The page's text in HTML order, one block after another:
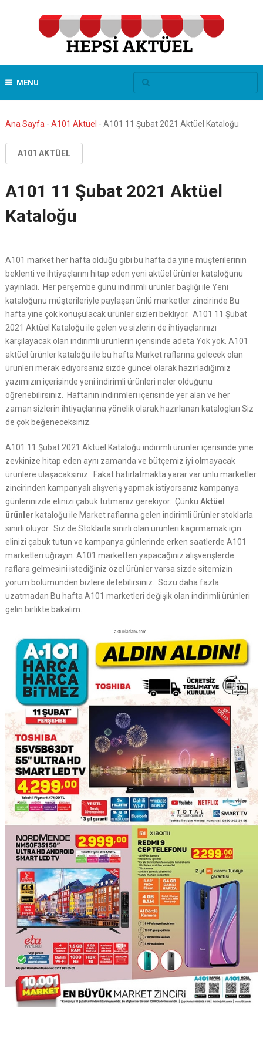
MENU
Ana Sayfa - A101 Aktüel - A101 11 Şubat 2021 Aktüel Kataloğu
A101 AKTÜEL
A101 11 Şubat 2021 Aktüel
Kataloğu
A101 market her hafta olduğu gibi bu hafta da yine müşterilerinin
beklenti ve ihtiyaçlarını hitap eden yeni aktüel ürünler kataloğunu
yayınladı. Her perşembe günü indirimli ürünler başlığı ile Yeni
kataloğunu müşterileriyle paylaşan ünlü marketler zincirinde Bu
hafta yine çok konuşulacak ürünler sizleri bekliyor. A101 11 Şubat
2021 Aktüel Kataloğu ile gelen ve sizlerin de ihtiyaçlarınızı
karşılayacak olan indirimli ürünlerin içerisinde adeta Yok yok. A101
aktüel ürünler kataloğu ile bu hafta Market raflarına gelecek olan
ürünleri merak ediyorsanız sizde güncel olarak hazırladığımız
yazımızın içerisinde yeni indirimli ürünleri neler olduğunu
öğrenebilirsiniz. Haftanın indirimleri içerisinde yer alan ve her
zaman sizlerin ihtiyaçlarına yönelik olarak hazırlanan katalogları Siz
de çok beğeneceksiniz.
A101 11 Şubat 2021 Aktüel Kataloğu indirimli ürünler içerisinde yine
zevkinize hitap eden aynı zamanda ve bütçemiz iyi olmayacak
ürünlere ulaşacaksınız. Fakat hatırlatmakta yarar var ünlü marketler
zincirinden kampanyalı alışveriş yapmak istiyorsanız kampanya
günlerinizde elinizi çabuk tutmanız gerekiyor. Çünkü Aktüel
ürünler kataloğu ile Market raflarına gelen indirimli ürünler stoklarla
sınırlı oluyor. Siz de Stoklarla sınırlı olan ürünleri kaçırmamak için
elinizi çabuk tutun ve kampanya günlerinde erken saatlerde A101
marketleri uğrayın. A101 marketten yapacağınız alışverişlerde
raflara gelmesini istediğiniz özel ürünler varsa sizde sitemizin
yorum bölümünden bizlere iletebilirsiniz. Sözü daha fazla
uzatmadan Bu hafta A101 marketleri değişik olan indirimli ürünleri
gelin birlikte bakalım.